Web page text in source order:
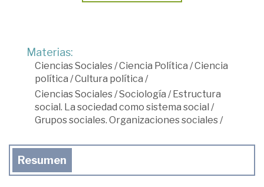
Materias:
Ciencias Sociales/Ciencia Política /Ciencia
política /Cultura política /
Ciencias Sociales/Sociología /Estructura
social. La sociedad como sistema social /
Grupos sociales. Organizaciones sociales/
Resumen